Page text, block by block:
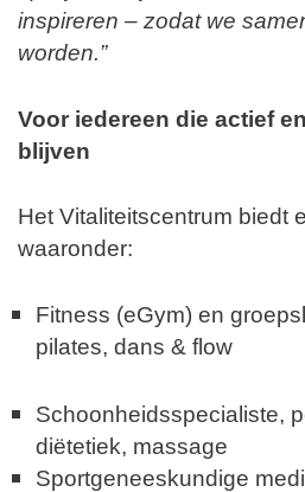
inspireren – zodat we
worden.”
Voor iedereen die actief
blijven
Het Vitaliteitscentrum biedt
waaronder:
Fitness (eGym) en
pilates, dans & flow
Schoonheidsspecialiste,
diëtetiek, massage
Sportgeneeskundige